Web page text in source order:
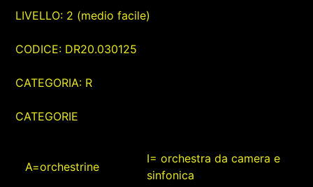
LIVELLO: 2 (medio facile)
CODICE: DR20.030125
CATEGORIA: R
CATEGORIE
A=orchestrine
I= orchestra da camera e
sinfonica